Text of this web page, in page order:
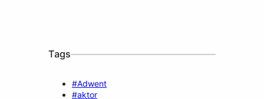
Tags
#Adwent
#aktor